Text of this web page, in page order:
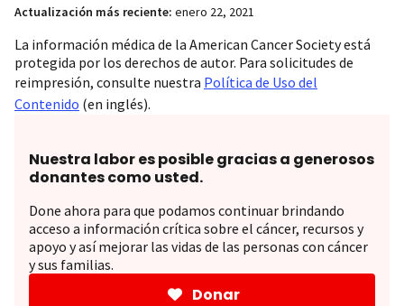
Actualización más reciente: enero 22, 2021
La información médica de la American Cancer Society está
protegida por los derechos de autor. Para solicitudes de
reimpresión, consulte nuestra Política de Uso del
Contenido (en inglés).
Nuestra labor es posible gracias a generosos
donantes como usted.
Done ahora para que podamos continuar brindando
acceso a información crítica sobre el cáncer, recursos y
apoyo y así mejorar las vidas de las personas con cáncer
y sus familias.
Donar